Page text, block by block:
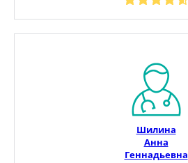
Шилина
Анна
Геннадьевна